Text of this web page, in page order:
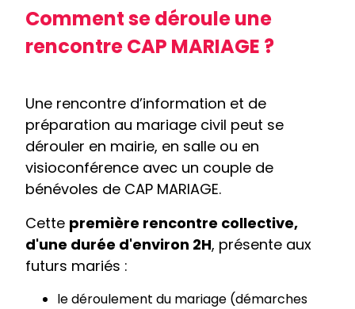
Comment se déroule une
rencontre CAP MARIAGE ?
Une rencontre d’information et de
préparation au mariage civil peut se
dérouler en mairie, en salle ou en
visioconférence avec un couple de
bénévoles de CAP MARIAGE.
Cette première rencontre collective,
d'une durée d'environ 2H, présente aux
futurs mariés :
le déroulement du mariage (démarches